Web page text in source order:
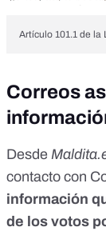
Artículo 101.1 de la
Correos
Desde
contacto con
información
de los votos